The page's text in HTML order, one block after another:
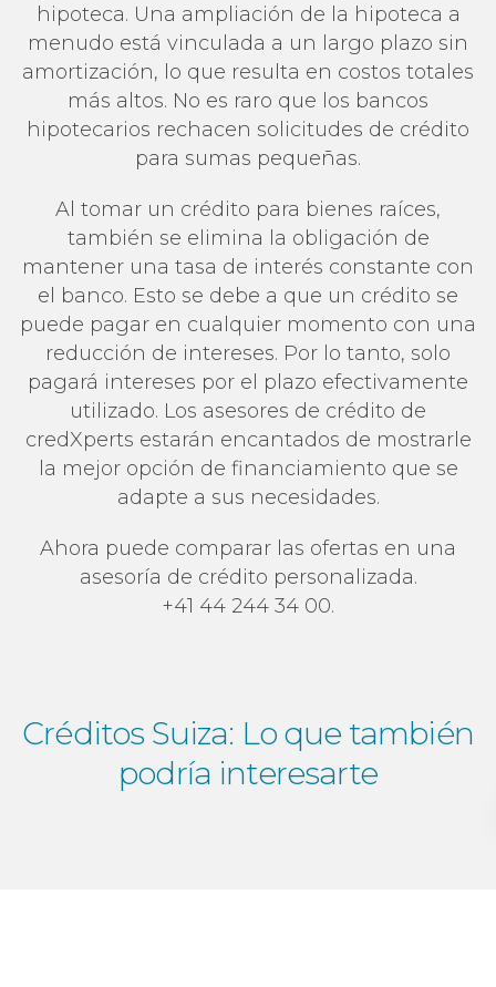
hipoteca. Una ampliación de la hipoteca a
menudo está vinculada a un largo plazo sin
amortización, lo que resulta en costos totales
más altos. No es raro que los bancos
hipotecarios rechacen solicitudes de crédito
para sumas pequeñas.
Al tomar un crédito para bienes raíces,
también se elimina la obligación de
mantener una tasa de interés constante con
el banco. Esto se debe a que un crédito se
puede pagar en cualquier momento con una
reducción de intereses. Por lo tanto, solo
pagará intereses por el plazo efectivamente
utilizado. Los asesores de crédito de
credXperts estarán encantados de mostrarle
la mejor opción de financiamiento que se
adapte a sus necesidades.
Ahora puede comparar las ofertas en una
asesoría de crédito personalizada.
+41 44 244 34 00.
Créditos Suiza: Lo que también
podría interesarte